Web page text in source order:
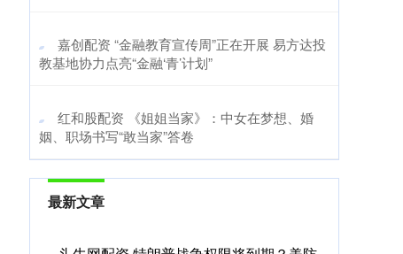
​嘉创配资 “金融教育宣传周”正在开展 易方达投
教基地协力点亮“金融‘青’计划”
​红和股配资 《姐姐当家》：中女在梦想、婚
姻、职场书写“敢当家”答卷
最新文章